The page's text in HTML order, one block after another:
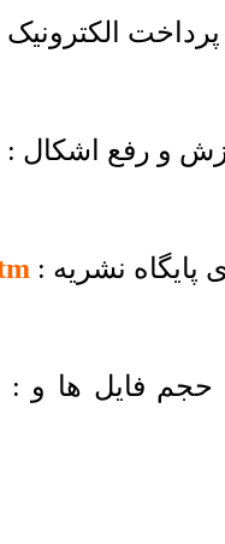
الکترونیک
و رفع اشکال
پایگاه نشریه
: راهنمای مدیریت پوشه‌ها و فایل‌ها + کاهش حجم فایل ها و